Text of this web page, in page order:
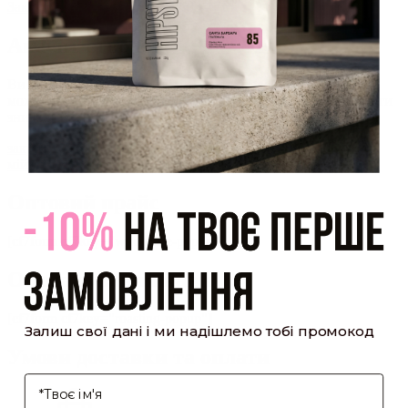
Закрити
Акаунт створено
Ви зареєструвалися на сайтіHipster.coffeeroasters і вже
можете користуватися особистим кабінетом, щоб отримувати
знижки та відстежувати історію замовлень!
[cf7form cf7key="wholesale-popup"]
Обсмажування кави
Залиш свої дані і ми надішлемо тобі промокод
І'мя